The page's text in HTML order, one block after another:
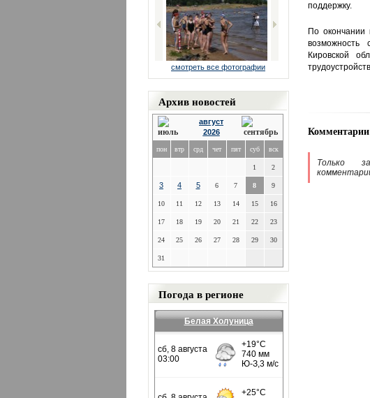
смотреть все фотографии
Архив новостей
август
2026
пон втр срд чет пят суб вск
1 2
3 4 5 6 7 8 9
10 11 12 13 14 15 16
17 18 19 20 21 22 23
24 25 26 27 28 29 30
31
Погода в регионе
Белая Холуница
поддержку.
По окончании
возможность
Кировской
Комментарии
Только